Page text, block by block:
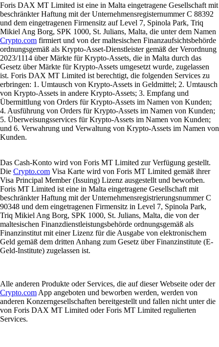
Foris DAX MT Limited ist eine in Malta eingetragene Gesellschaft mit
beschränkter Haftung mit der Unternehmensregisternummer C 88392
und dem eingetragenen Firmensitz auf Level 7, Spinola Park, Triq
Mikiel Ang Borg, SPK 1000, St. Julians, Malta, die unter dem Namen
Crypto.com firmiert und von der maltesischen Finanzaufsichtsbehörde
ordnungsgemäß als Krypto-Asset-Dienstleister gemäß der Verordnung
2023/1114 über Märkte für Krypto-Assets, die in Malta durch das
Gesetz über Märkte für Krypto-Assets umgesetzt wurde, zugelassen
ist. Foris DAX MT Limited ist berechtigt, die folgenden Services zu
erbringen: 1. Umtausch von Krypto-Assets in Geldmittel; 2. Umtausch
von Krypto-Assets in andere Krypto-Assets; 3. Empfang und
Übermittlung von Orders für Krypto-Assets im Namen von Kunden;
4. Ausführung von Orders für Krypto-Assets im Namen von Kunden;
5. Überweisungsservices für Krypto-Assets im Namen von Kunden;
und 6. Verwahrung und Verwaltung von Krypto-Assets im Namen von
Kunden.
Das Cash-Konto wird von Foris MT Limited zur Verfügung gestellt.
Die Crypto.com Visa Karte wird von Foris MT Limited gemäß ihrer
Visa Principal Member (Issuing) Lizenz ausgestellt und beworben.
Foris MT Limited ist eine in Malta eingetragene Gesellschaft mit
beschränkter Haftung mit der Unternehmensregistrierungsnummer C
90348 und dem eingetragenen Firmensitz in Level 7, Spinola Park,
Triq Mikiel Ang Borg, SPK 1000, St. Julians, Malta, die von der
maltesischen Finanzdienstleistungsbehörde ordnungsgemäß als
Finanzinstitut mit einer Lizenz für die Ausgabe von elektronischem
Geld gemäß dem dritten Anhang zum Gesetz über Finanzinstitute (E-
Geld-Institute) zugelassen ist.
Alle anderen Produkte oder Services, die auf dieser Webseite oder der
Crypto.com App angeboten und beworben werden, werden von
anderen Konzerngesellschaften bereitgestellt und fallen nicht unter die
von Foris DAX MT Limited oder Foris MT Limited regulierten
Services.